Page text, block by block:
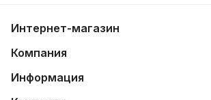
Интернет-магазин
Компания
Информация